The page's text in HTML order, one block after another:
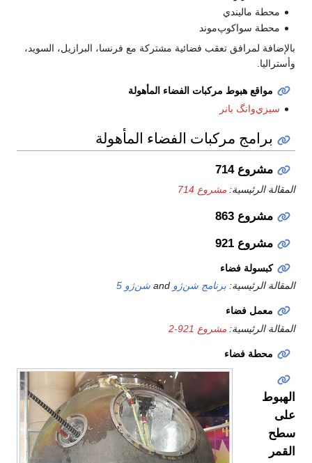
محطة ماليندي
محطة سواكوپ‌موند
بالإضافة لمرافق تعقب فضائية مشتركة مع فرنسا، البرازيل، السويد،
وأستراليا.
مواقع هبوط مركبات الفضاء المأهولة
سيزي‌وانگ بانر
برامج مركبات الفضاء المأهولة
مشروع 714
المقالة الرئيسية: مشروع 714
مشروع 863
مشروع 921
كبسولة فضاء
المقالة الرئيسية: برنامج شن‌ژو شن‌ژو 5
معمل فضاء
المقالة الرئيسية: مشروع 921-2
محطة فضاء
الهبوط
على
سطح
القمر